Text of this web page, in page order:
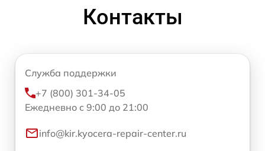
Контакты
Служба поддержки
+7 (800) 301-34-05
Ежедневно с 9:00 до 21:00
info@kir.kyocera-repair-center.ru